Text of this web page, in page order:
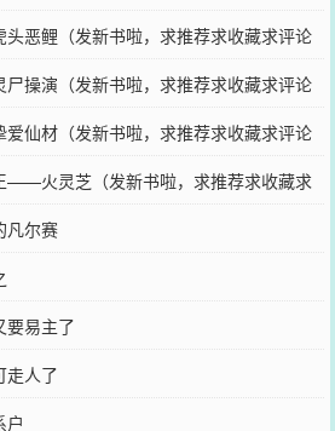
恶鲤（发新书啦，求推荐求收藏求评论
操演（发新书啦，求推荐求收藏求评论
仙材（发新书啦，求推荐求收藏求评论
——火灵芝（发新书啦，求推荐求收藏求
凡尔赛
要易主了
走人了
户